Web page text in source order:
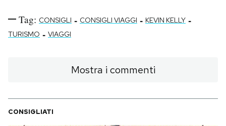
Tag: CONSIGLI - CONSIGLI VIAGGI - KEVIN KELLY -
TURISMO - VIAGGI
Mostra i commenti
CONSIGLIATI